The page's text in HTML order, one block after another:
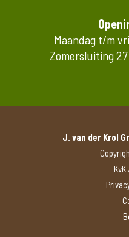
Maandag t/m
Zomersluiting
J. van der Krol
KvK